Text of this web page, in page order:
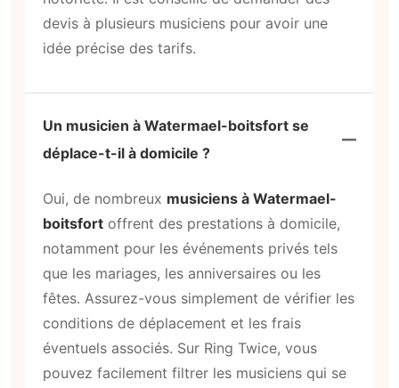
devis à plusieurs musiciens pour avoir une
idée précise des tarifs.
Un musicien à Watermael-boitsfort se
déplace-t-il à domicile ?
Oui, de nombreux musiciens à Watermael-
boitsfort offrent des prestations à domicile,
notamment pour les événements privés tels
que les mariages, les anniversaires ou les
fêtes. Assurez-vous simplement de vérifier les
conditions de déplacement et les frais
éventuels associés. Sur Ring Twice, vous
pouvez facilement filtrer les musiciens qui se